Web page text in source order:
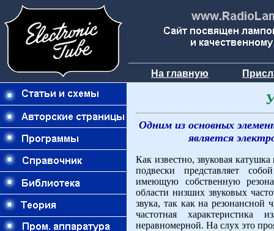
На главную
Одним из основных
является
Как известно, звуковая
подвески представляет
имеющую собственную
области низших звуковых
звука, так как на резонансной
частотная характеристика
неравномерной. На слух это